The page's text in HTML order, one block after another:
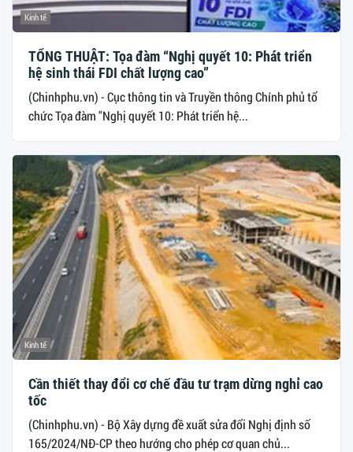
Kinh tế
TỔNG THUẬT: Tọa đàm “Nghị quyết 10: Phát triển
hệ sinh thái FDI chất lượng cao”
(Chinhphu.vn) - Cục thông tin và Truyền thông Chính phủ tổ
chức Tọa đàm "Nghị quyết 10: Phát triển hệ...
Kinh tế
Cần thiết thay đổi cơ chế đầu tư trạm dừng nghỉ cao
tốc
(Chinhphu.vn) - Bộ Xây dựng đề xuất sửa đổi Nghị định số
165/2024/NĐ-CP theo hướng cho phép cơ quan chủ...